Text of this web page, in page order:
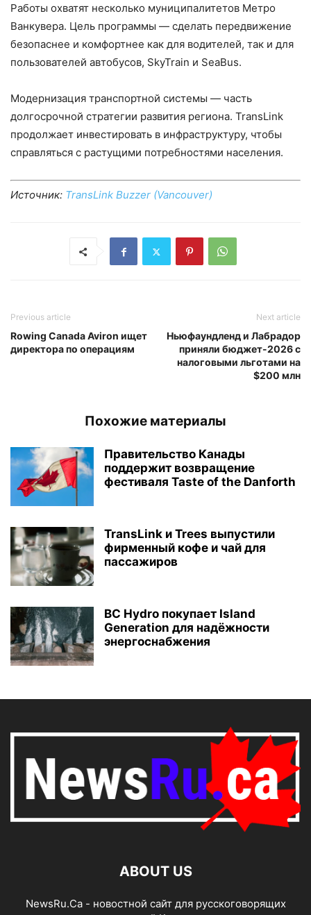
Работы охватят несколько муниципалитетов Метро
Ванкувера. Цель программы — сделать передвижение
безопаснее и комфортнее как для водителей, так и для
пользователей автобусов, SkyTrain и SeaBus.
Модернизация транспортной системы — часть
долгосрочной стратегии развития региона. TransLink
продолжает инвестировать в инфраструктуру, чтобы
справляться с растущими потребностями населения.
Источник: TransLink Buzzer (Vancouver)
Previous article
Rowing Canada Aviron ищет
директора по операциям
Next article
Ньюфаундленд и Лабрадор
приняли бюджет-2026 с
налоговыми льготами на
$200 млн
Похожие материалы
Правительство Канады
поддержит возвращение
фестиваля Taste of the Danforth
TransLink и Trees выпустили
фирменный кофе и чай для
пассажиров
BC Hydro покупает Island
Generation для надёжности
энергоснабжения
ABOUT US
NewsRu.Ca - новостной сайт для русскоговорящих